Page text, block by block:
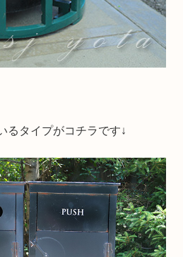
るタイプがコチラです↓